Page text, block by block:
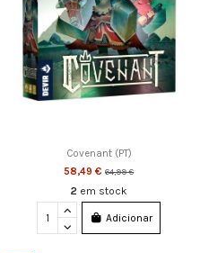
Covenant (PT)
58,49 €64,99 €
2 em stock
Adicionar